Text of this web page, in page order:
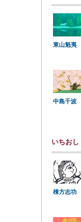
東山魁夷
中島千波
いちおし
棟方志功